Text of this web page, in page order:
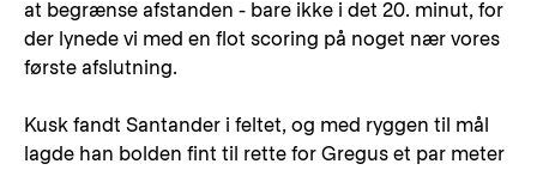
at begrænse afstanden - bare ikke i det 20. minut, for
der lynede vi med en flot scoring på noget nær vores
første afslutning.
Kusk fandt Santander i feltet, og med ryggen til mål
lagde han bolden fint til rette for Gregus et par meter